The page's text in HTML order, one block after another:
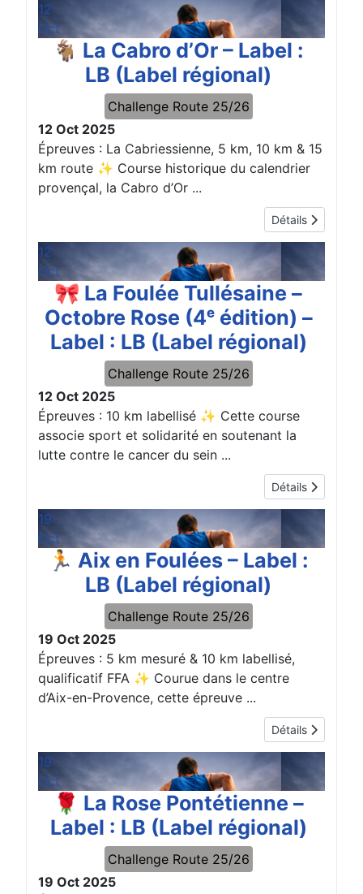
12
Oct
🐐 La Cabro d’Or – Label :
LB (Label régional)
Challenge Route 25/26
12 Oct 2025
Épreuves : La Cabriessienne, 5 km, 10 km & 15
km route ✨ Course historique du calendrier
provençal, la Cabro d’Or ...
Détails
12
Oct
🎀 La Foulée Tullésaine –
Octobre Rose (4ᵉ édition) –
Label : LB (Label régional)
Challenge Route 25/26
12 Oct 2025
Épreuves : 10 km labellisé ✨ Cette course
associe sport et solidarité en soutenant la
lutte contre le cancer du sein ...
Détails
19
Oct
🏃 Aix en Foulées – Label :
LB (Label régional)
Challenge Route 25/26
19 Oct 2025
Épreuves : 5 km mesuré & 10 km labellisé,
qualificatif FFA ✨ Courue dans le centre
d’Aix-en-Provence, cette épreuve ...
Détails
19
Oct
🌹 La Rose Pontétienne –
Label : LB (Label régional)
Challenge Route 25/26
19 Oct 2025